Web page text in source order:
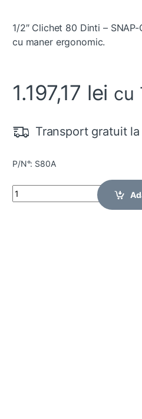
1/2″ Clichet 80 Dinti –
cu maner ergonomic.
1.197,17 lei cu
Transport gratuit
P/N°: S80A
Quantity